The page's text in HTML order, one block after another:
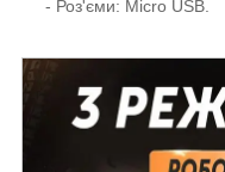
- Роз'єми: Micro USB.